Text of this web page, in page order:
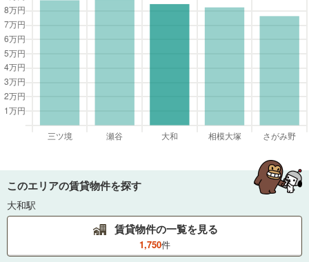
このエリアの賃貸物件を探す
大和駅
賃貸物件の一覧を見る
1,750件